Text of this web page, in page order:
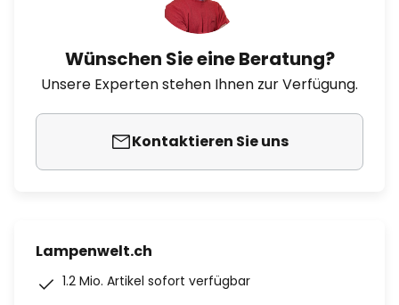
Wünschen Sie eine Beratung?
Unsere Experten stehen Ihnen zur Verfügung.
Kontaktieren Sie uns
Lampenwelt.ch
1.2 Mio. Artikel sofort verfügbar